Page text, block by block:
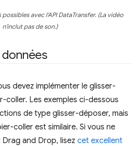
avec l'API DataTransfer. (La vidéo
n'inclut pas de son.)
devez implémenter le glisser-
coller. Les exemples ci-dessous
de type glisser-déposer, mais
coller est similaire. Si vous ne
Drag and Drop, lisez cet excellent